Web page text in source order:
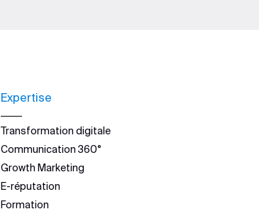
Expertise
Transformation digitale
Communication 360°
Growth Marketing
E-réputation
Formation